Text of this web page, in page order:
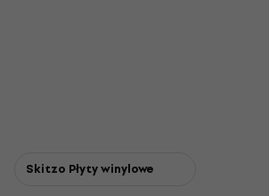
Skitzo Płyty winylowe